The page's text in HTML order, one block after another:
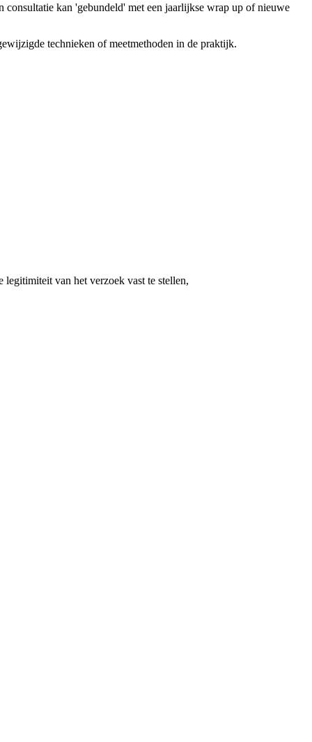
consultatie kan 'gebundeld' met een jaarlijkse wrap up of nieuwe
technieken of meetmethoden in de praktijk.
van het verzoek vast te stellen,